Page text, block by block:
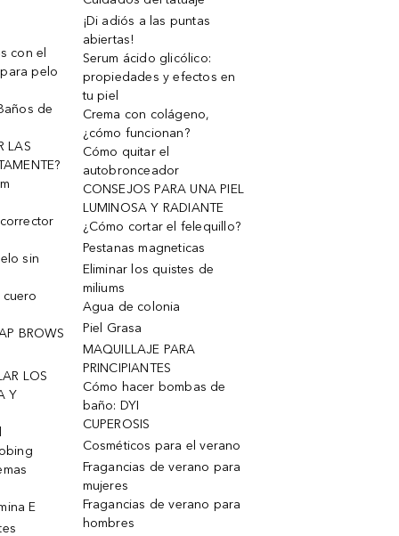
con el
pelo
de
LAS
sin
cuero
BROWS
LOS
Y
E
¡Di adiós a las puntas
abiertas!
Serum ácido glicólico:
propiedades y efectos en
tu piel
Crema con colágeno,
¿cómo funcionan?
Cómo quitar el
autobronceador
CONSEJOS PARA UNA PIEL
LUMINOSA Y RADIANTE
¿Cómo cortar el felequillo?
Pestanas magneticas
Eliminar los quistes de
miliums
Agua de colonia
Piel Grasa
MAQUILLAJE PARA
PRINCIPIANTES
Cómo hacer bombas de
baño: DYI
CUPEROSIS
Cosméticos para el verano
Fragancias de verano para
mujeres
Fragancias de verano para
hombres